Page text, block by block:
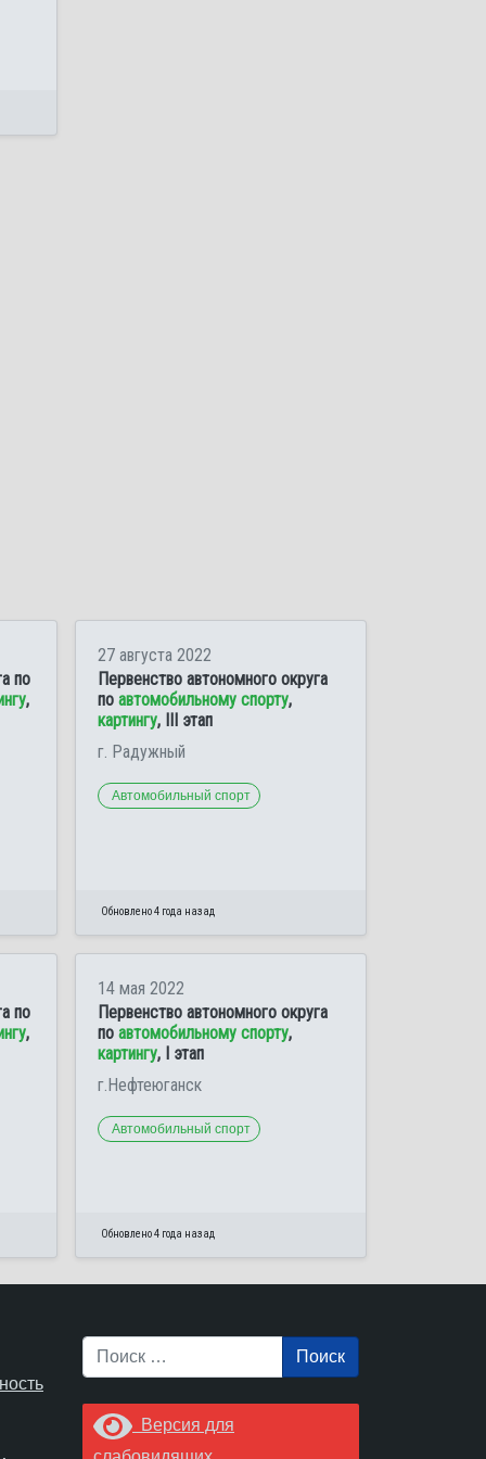
по
,
27 августа 2022
Первенство автономного округа
по автомобильному спорту,
картингу, III этап
г. Радужный
Автомобильный спорт
Обновлено 4 года назад
по
,
14 мая 2022
Первенство автономного округа
по автомобильному спорту,
картингу, I этап
г.Нефтеюганск
Автомобильный спорт
Обновлено 4 года назад
Поиск
Версия для